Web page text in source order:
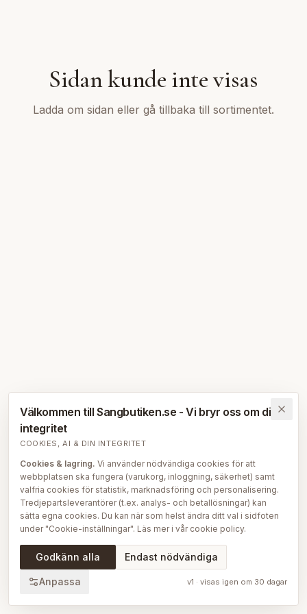
Sidan kunde inte visas
Ladda om sidan eller gå tillbaka till sortimentet.
Välkommen till Sangbutiken.se - Vi bryr oss om din
integritet
COOKIES, AI & DIN INTEGRITET
Cookies & lagring. Vi använder nödvändiga cookies för att
webbplatsen ska fungera (varukorg, inloggning, säkerhet) samt
valfria cookies för statistik, marknadsföring och personalisering.
Tredjepartsleverantörer (t.ex. analys- och betallösningar) kan
sätta egna cookies. Du kan när som helst ändra ditt val i sidfoten
under "Cookie-inställningar". Läs mer i vår cookie policy.
AI på Sängbutiken.För att ge dig en bättre upplevelse använder
vi delvis AI-teknik — bl.a. för smartare sök- och
att skapa, översätta och redigera delar av vårt redaktionella
Godkänn alla Endast nödvändiga
Anpassa v1 · visas igen om 30 dagar